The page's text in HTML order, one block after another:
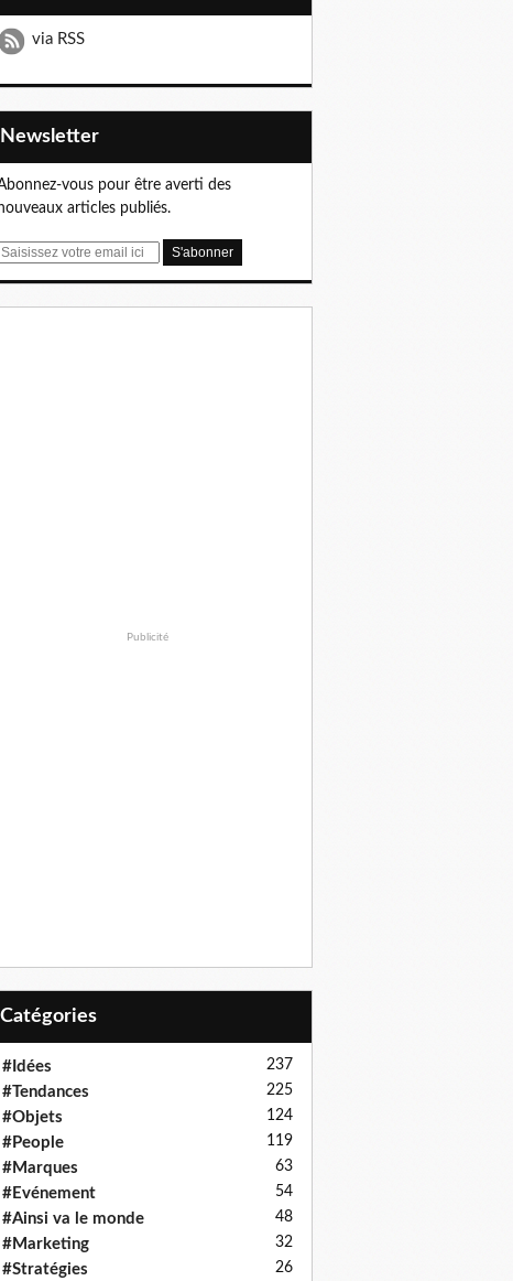
via RSS
Newsletter
vous pour être averti des
articles publiés.
E
Publicité
Catégories
#Idées 237
#Tendances 225
#Objets 124
#People 119
#Marques 63
#Evénement 54
#Ainsi va le monde 48
#Marketing 32
#Stratégies 26